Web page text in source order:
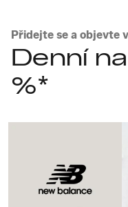
Přidejte se a objevte
Denní
%*